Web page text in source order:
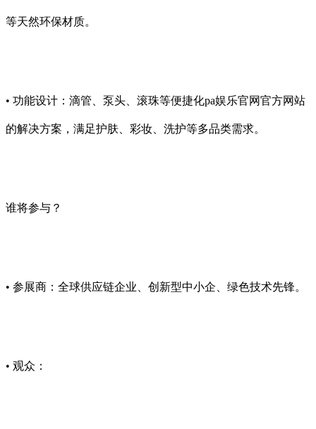
等天然环保材质。
• 功能设计：滴管、泵头、滚珠等便捷化pa娱乐官网官方网站
的解决方案，满足护肤、彩妆、洗护等多品类需求。
谁将参与？
• 参展商：全球供应链企业、创新型中小企、绿色技术先锋。
• 观众：